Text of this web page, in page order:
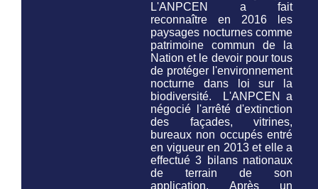
L'ANPCEN a fait
reconnaître en 2016 les
paysages nocturnes comme
patrimoine commun de la
Nation et le devoir pour tous
de protéger l'environnement
nocturne dans loi sur la
biodiversité.
L'ANPCEN a
négocié l'arrêté d'extinction
des façades, vitrines,
bureaux non occupés entré
en vigueur en 2013 et elle a
effectué 3 bilans nationaux
de terrain de son
application. Après un